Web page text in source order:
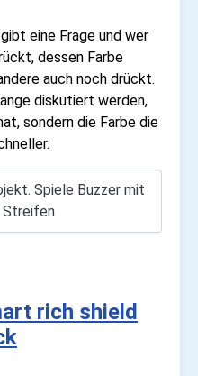
eine Frage und wer
dessen Farbe
auch noch drückt.
diskutiert werden,
sondern die Farbe die
Spiele Buzzer mit
Streifen
rich shield